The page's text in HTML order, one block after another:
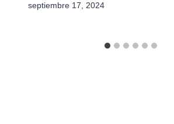
septiembre 17, 2024